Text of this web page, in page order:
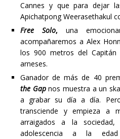
Cannes y que para dejar
Apichatpong Weerasethakul
Free Solo, una
acompañaremos a Alex
los 900 metros del
arneses.
Ganador de más de 40
the Gapnos muestra a un
a grabar su día a día.
transciende y empieza a
arraigados a la
adolescencia a la